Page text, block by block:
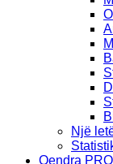
Një
Qendra